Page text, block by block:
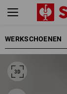
WERKSCHOENEN